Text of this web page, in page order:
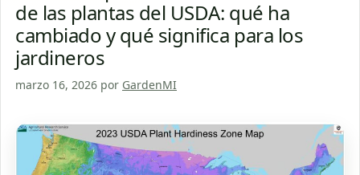
de las plantas del USDA: qué ha
cambiado y qué significa para los
jardineros
marzo 16, 2026 por GardenMI